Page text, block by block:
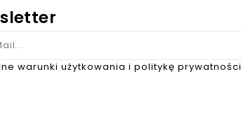
warunki użytkowania i politykę prywatności